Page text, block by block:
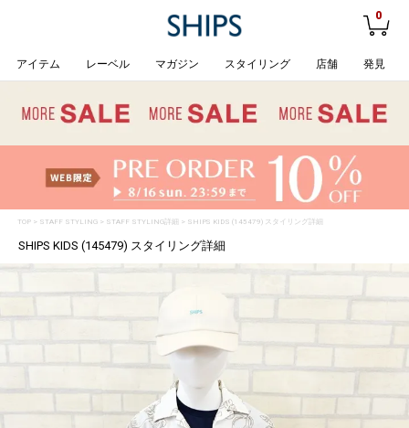
0
アイテム レーベル マガジン スタイリング 店舗 発見
TOP> STAFF STYLING> STAFF STYLING詳細 > SHIPS KIDS (145479) スタイリング詳細
SHIPS KIDS (145479) スタイリング詳細